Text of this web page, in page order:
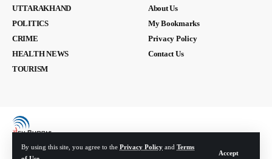
By using this site, you agree to the Privacy Policy and Terms
Accept
UTTARAKHAND
POLITICS
CRIME
HEALTH NEWS
TOURISM
About Us
My Bookmarks
Privacy Policy
Contact Us